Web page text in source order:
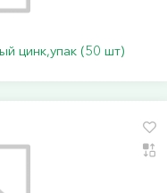
цинк,упак (50 шт)